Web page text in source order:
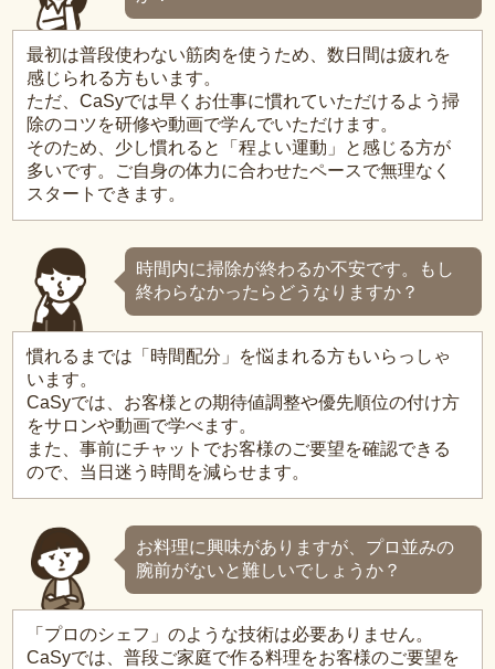
最初は普段使わない筋肉を使うため、数日間は疲れを
感じられる方もいます。
ただ、CaSyでは早くお仕事に慣れていただけるよう掃
除のコツを研修や動画で学んでいただけます。
そのため、少し慣れると「程よい運動」と感じる方が
多いです。ご自身の体力に合わせたペースで無理なく
スタートできます。
時間内に掃除が終わるか不安です。もし
終わらなかったらどうなりますか？
慣れるまでは「時間配分」を悩まれる方もいらっしゃ
います。
CaSyでは、お客様との期待値調整や優先順位の付け方
をサロンや動画で学べます。
また、事前にチャットでお客様のご要望を確認できる
ので、当日迷う時間を減らせます。
お料理に興味がありますが、プロ並みの
腕前がないと難しいでしょうか？
「プロのシェフ」のような技術は必要ありません。
CaSyでは、普段ご家庭で作る料理をお客様のご要望を